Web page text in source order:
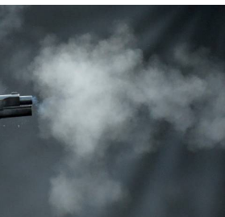
#ДФС #коронавірус